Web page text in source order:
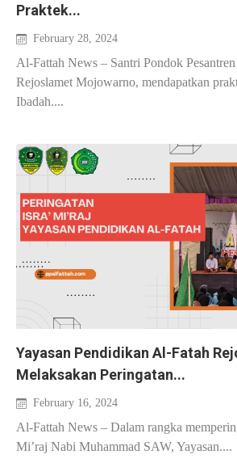
Praktek...
February 28, 2024
Al-Fattah News – Santri Pondok
Rejoslamet Mojowarno, mendapatkan
Ibadah....
Yayasan Pendidikan Al-Fatah
Melaksakan Peringatan...
February 16, 2024
Al-Fattah News – Dalam rangka
Mi’raj Nabi Muhammad SAW, Yayasan....